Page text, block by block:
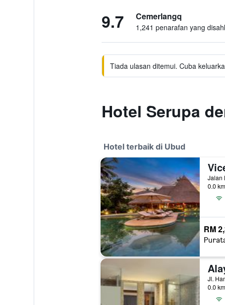
9.7 Cemerlangq
1,241 penarafan yang
Tiada ulasan ditemui. Cuba
Hotel Serupa
Hotel terbaik di Ubud
Jalan
0.0
RM
Jl.
0.0